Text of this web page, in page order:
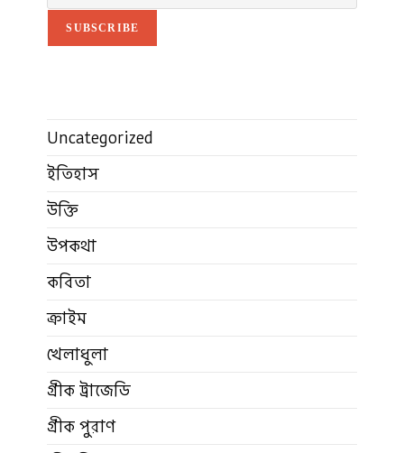
SUBSCRIBE
Uncategorized
ইতিহাস
উক্তি
উপকথা
কবিতা
ক্রাইম
খেলাধুলা
গ্রীক ট্রাজেডি
গ্রীক পুরাণ